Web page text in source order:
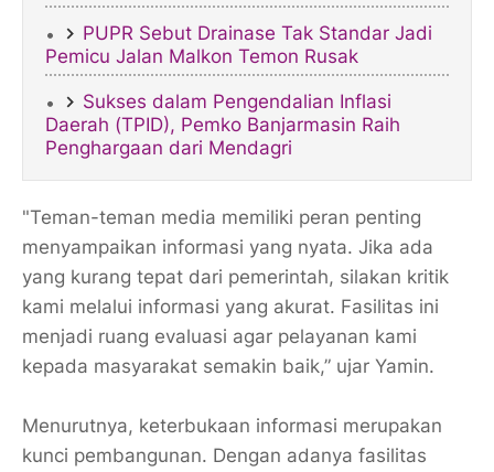
PUPR Sebut Drainase Tak Standar Jadi
Pemicu Jalan Malkon Temon Rusak
Sukses dalam Pengendalian Inflasi
Daerah (TPID), Pemko Banjarmasin Raih
Penghargaan dari Mendagri
​"Teman-teman media memiliki peran penting
menyampaikan informasi yang nyata. Jika ada
yang kurang tepat dari pemerintah, silakan kritik
kami melalui informasi yang akurat. Fasilitas ini
menjadi ruang evaluasi agar pelayanan kami
kepada masyarakat semakin baik,” ujar Yamin.
​Menurutnya, keterbukaan informasi merupakan
kunci pembangunan. Dengan adanya fasilitas